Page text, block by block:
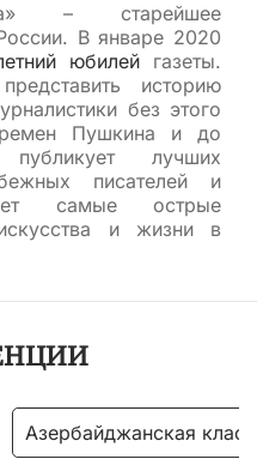
– старейшее
В январе 2020
юбилей газеты.
историю
без этого
Пушкина и до
лучших
писателей и
самые острые
и жизни в
Азербайджанская